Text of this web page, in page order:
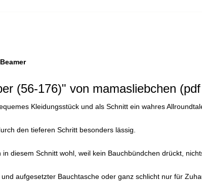
(56-176)" von mamasliebchen
Kleidungsstück und als Schnitt ein wahres
den tieferen Schritt besonders lässig.
diesem Schnitt wohl, weil kein Bauchbündchen drückt,
aufgesetzter Bauchtasche oder ganz schlicht nur für